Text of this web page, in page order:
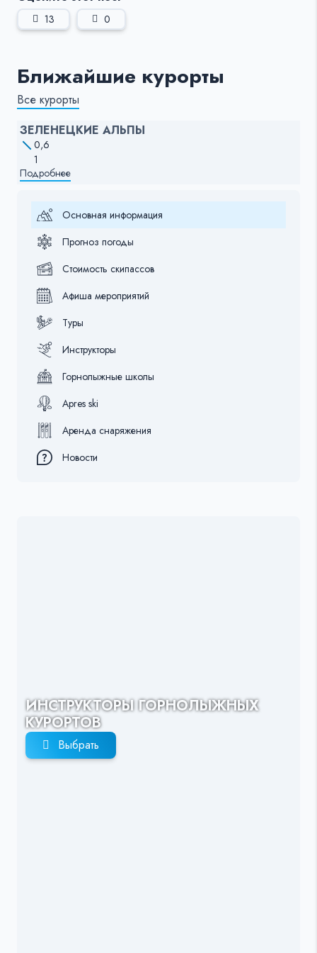
13 0
Ближайшие курорты
Все курорты
ЗЕЛЕНЕЦКИЕ АЛЬПЫ
0,6
1
Подробнее
Основная информация
Прогноз погоды
Стоимость скипассов
Афиша мероприятий
Туры
Инструкторы
Горнолыжные школы
Apres ski
Аренда снаряжения
Новости
ИНСТРУКТОРЫ ГОРНОЛЫЖНЫХ
КУРОРТОВ
Выбрать